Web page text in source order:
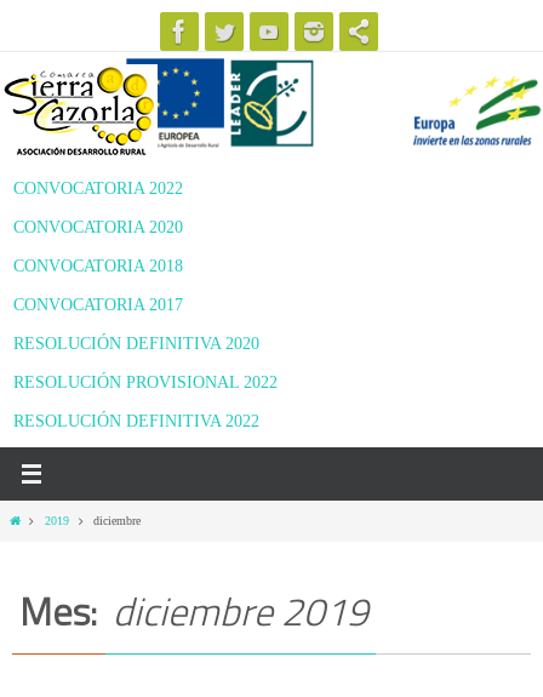
contenido
CONVOCATORIA 2022
CONVOCATORIA 2020
CONVOCATORIA 2018
CONVOCATORIA 2017
RESOLUCIÓN DEFINITIVA 2020
RESOLUCIÓN PROVISIONAL 2022
RESOLUCIÓN DEFINITIVA 2022
Inicio2019 diciembre
Mes: diciembre 2019